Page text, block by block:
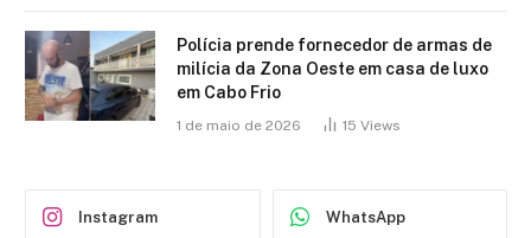
Polícia prende fornecedor de armas de
milícia da Zona Oeste em casa de luxo
em Cabo Frio
1 de maio de 2026 15 Views
Instagram WhatsApp